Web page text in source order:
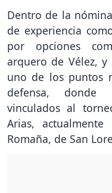
Dentro de la
de experiencia
por opciones
arquero de Vélez, y
uno de los puntos
defensa, donde
vinculados al
Arias,
Romaña, de San